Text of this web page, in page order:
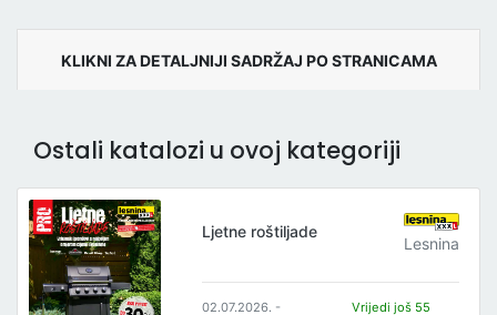
KLIKNI ZA DETALJNIJI SADRŽAJ PO STRANICAMA
Ostali katalozi u ovoj kategoriji
Ljetne roštiljade
Lesnina
02.07.2026. -
Vrijedi još 55